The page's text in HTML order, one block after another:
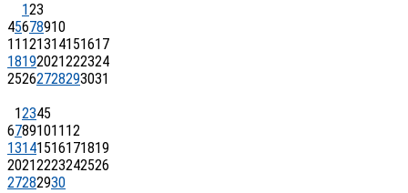
123
45678910
11 121314151617
18192021222324
25262728293031
12345
67891011 12
13141516171819
20212223242526
27282930